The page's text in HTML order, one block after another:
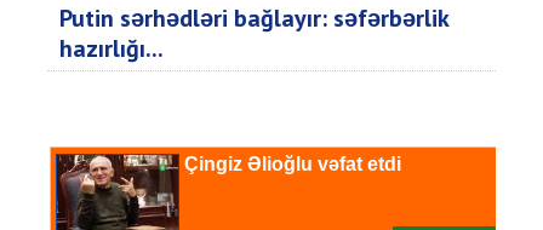
Putin sərhədləri bağlayır: səfərbərlik
hazırlığı...